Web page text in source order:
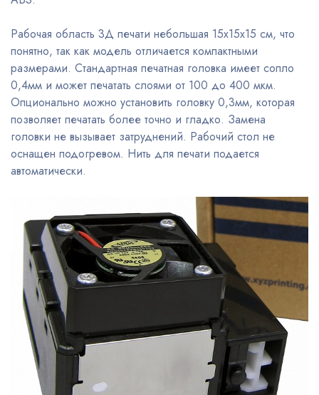
Рабочая область 3Д печати небольшая 15х15х15 см, что
понятно, так как модель отличается компактными
размерами. Стандартная печатная головка имеет сопло
0,4мм и может печатать слоями от 100 до 400 мкм.
Опционально можно установить головку 0,3мм, которая
позволяет печатать более точно и гладко. Замена
головки не вызывает затруднений. Рабочий стол не
оснащен подогревом. Нить для печати подается
автоматически.